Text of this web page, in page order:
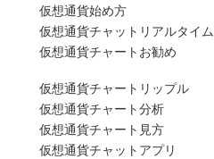
仮想通貨始め方
仮想通貨チャットリアルタイム
仮想通貨チャートお勧め
仮想通貨チャートリップル
仮想通貨チャート分析
仮想通貨チャート見方
仮想通貨チャットアプリ